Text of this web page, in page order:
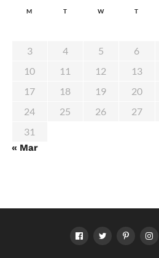
M T W T
3
4 5 6
10
11 12 13
17
18 19 20
24
25 26 27
31
« Mar